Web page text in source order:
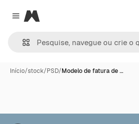
Close menu
Magnific
Início/stock/PSD/Modelo de fatura de …